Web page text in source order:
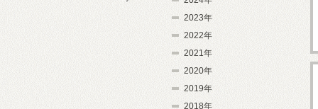
2023年
2022年
2021年
2020年
2019年
2018年